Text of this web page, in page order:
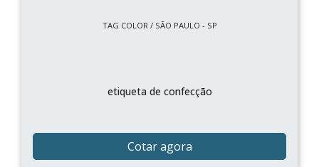
TAG COLOR / SÃO PAULO - SP
etiqueta de confecção
Cotar agora